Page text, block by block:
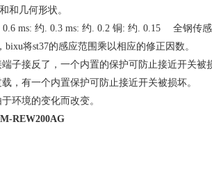
和和几何形状。
0.6 ms: 约. 0.3 ms: 约. 0.2 铜: 约. 0.15 全钢传
bixu将st37的感应范围乘以相应的修正因数。
子接反了，一个内置的保护可防止接近开关
，有一个内置保护可防止接近开关被损坏。
环境的变化而改变。
REW200AG
关
4m